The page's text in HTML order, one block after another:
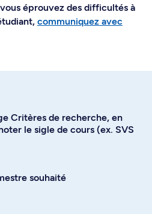
éprouvez des difficultés à
communiquez avec
Critères de recherche, en
le sigle de cours (ex. SVS
souhaité